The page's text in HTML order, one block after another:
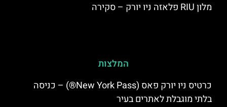
מלון RIU פלאזה ניו יורק – סקירה
המלצות
כרטיס ניו יורק פאס (New York Pass®) – כניסה
בלתי מוגבלת לאתרים בעיר